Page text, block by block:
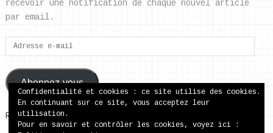
recevoir une notification de chaque nouvel article
par email.
Adresse
e-
mail
Abonnez-vous
Rejoignez les 37 autres abonnés
Confidentialité et cookies : ce site utilise des cookies.
En continuant sur ce site, vous acceptez leur
utilisation.
Pour en savoir et contrôler les cookies, voyez ici :